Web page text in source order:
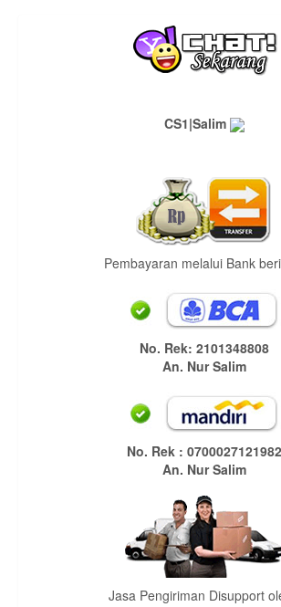
CS1|Salim
Pembayaran melalui Bank
No. Rek: 2101348808
An. Nur Salim
No. Rek : 0700027121982
An. Nur Salim
Jasa Pengiriman Disupport